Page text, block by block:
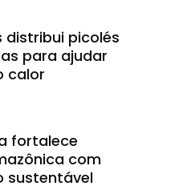
distribui picolés
para ajudar
calor
fortalece
com
sustentável